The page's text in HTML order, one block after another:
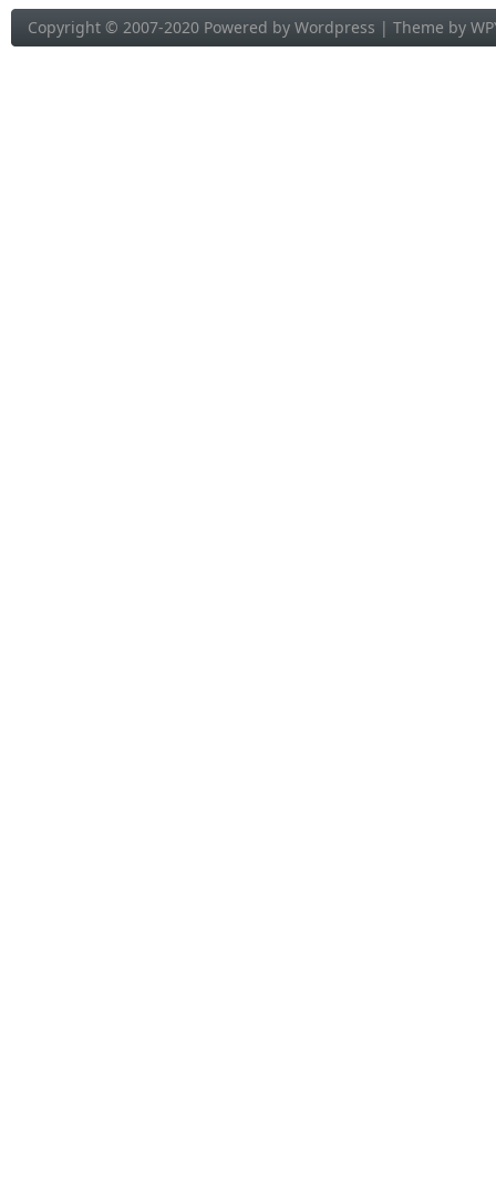
Copyright © 2007-2020 Powered by Wordpress | Theme by